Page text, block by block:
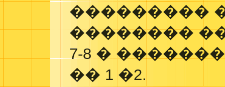
���������
��������
7-8 �
�� 1 �2.